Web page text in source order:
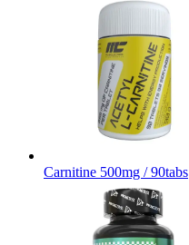
Carnitine 500mg / 90tabs